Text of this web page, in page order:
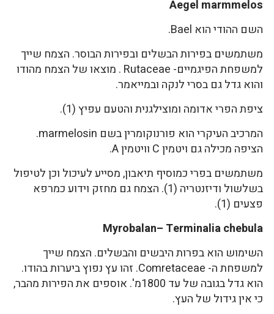
Aegel marmmelos
השם ההודי הוא Bael.
משתמשים בפירות הבשלים ובפירות הבוסר. הצמח שייך
למשפחת הפיגמיים- Rutaceae . מוצאו של הצמח מהודו
והוא גדל גם בסרי לנקה ובמייאמר.
ציפת הפרי אדומה ומוצילגנית והטעם עפיץ (1).
המרכיב העיקרי הוא פורנוקומרין בשם marmelosin.
הציפה מכילה גם ויטמין C וויטמין A.
משתמשים בפרי כמוסיף תיאבון, מסייע לעיכול וכן לטיפול
בשלשול ודיזנטריה (1). הצמח גם מחזק וידוע כמרפא
פצעים (1).
Myrobalan– Terminalia chebula
השימוש הוא בפרות היבשים והבשלים. הצמח שייך
למשפחת ה- Comretaceae. זהו עץ נפוץ ביערות בהודו.
הוא גדל בגובה של עד 1800מ'. אוספים את הפירות מהבר,
כי אין גידול של העץ.